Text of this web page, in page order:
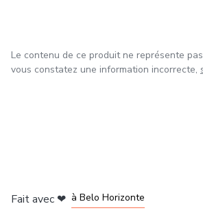
Le contenu de ce produit ne représente
vous constatez une information incorrecte,
Fait avec ❤ à Belo Horizonte